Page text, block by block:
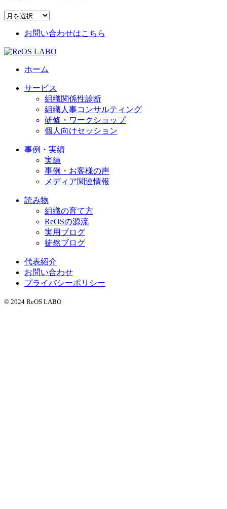
お問い合わせはこちら
ホーム
サービス
組織関係性診断
組織人事コンサルティング
研修・ワークショップ
個人向けセッション
事例・実績
実績
事例・お客様の声
メディア関連情報
読み物
組織の育て方
ReOSの源流
実用ブログ
徒然ブログ
代表紹介
お問い合わせ
プライバシーポリシー
© 2024 ReOS LABO